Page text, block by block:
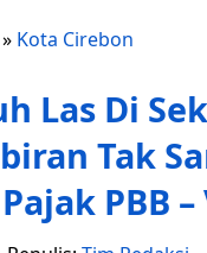
» Kota Cirebon
Las Di
Tak
PBB